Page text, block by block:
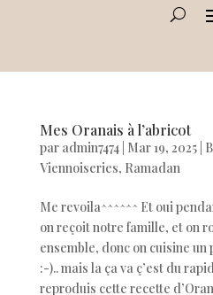
Mes Oranais à l’abricot
par admin7474| Mar 19, 2025|
Viennoiseries, Ramadan
Me revoila^^^^^^ Et oui
on reçoit notre famille, et on
ensemble, donc on cuisine
:-).. mais la ça va ç’est du
reproduis cette recette